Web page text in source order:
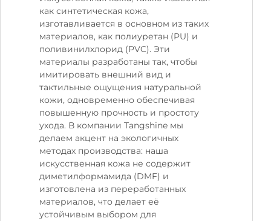
как синтетическая кожа,
изготавливается в основном из таких
материалов, как полиуретан (PU) и
поливинилхлорид (PVC). Эти
материалы разработаны так, чтобы
имитировать внешний вид и
тактильные ощущения натуральной
кожи, одновременно обеспечивая
повышенную прочность и простоту
ухода. В компании Tangshine мы
делаем акцент на экологичных
методах производства: наша
искусственная кожа не содержит
диметилформамида (DMF) и
изготовлена из переработанных
материалов, что делает её
устойчивым выбором для